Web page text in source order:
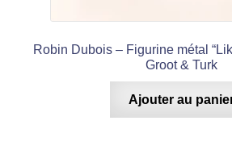
Robin Dubois – Figurine métal
Groot & Turk
Ajouter au